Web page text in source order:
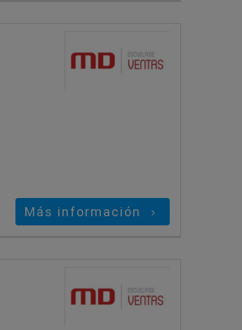
Más información